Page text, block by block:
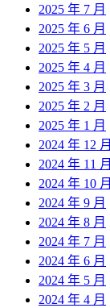
2025 年 7 月
2025 年 6 月
2025 年 5 月
2025 年 4 月
2025 年 3 月
2025 年 2 月
2025 年 1 月
2024 年 12 月
2024 年 11 月
2024 年 10 月
2024 年 9 月
2024 年 8 月
2024 年 7 月
2024 年 6 月
2024 年 5 月
2024 年 4 月